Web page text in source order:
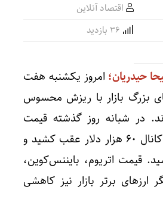
اقتصاد آنلاین
حیدریان؛ امروز یکشنبه هفت
بزرگ بازار با ریزش محسوس
در شبانه روز گذشته قیمت
بیت‌کوین دوباره از کانال ۶۰ هزار دلار عقب کشید و
رسید. قیمت اتریوم، بایننس‌کوین،
ارز‌های برتر بازار نیز کاهشی